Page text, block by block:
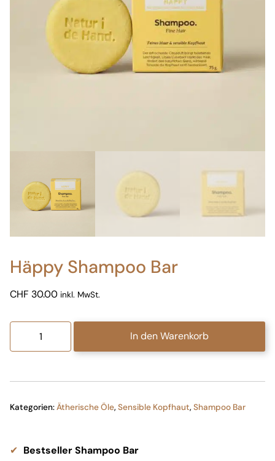
Häppy Shampoo Bar
CHF 30.00 inkl. MwSt.
Häppy
Shampoo
In den Warenkorb
Kategorien:Ätherische Öle, Sensible Kopfhaut, Shampoo Bar
Bestseller Shampoo Bar